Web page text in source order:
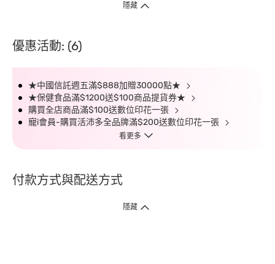
隱藏
優惠活動: (6)
★中國信託週五滿$888加贈30000點★
★保健食品滿$1200送$100商品提貨券★
購買全店商品滿$100送數位印花一張
寵i會員-購買活沛多全品牌滿$200送數位印花一張
看更多
付款方式與配送方式
隱藏